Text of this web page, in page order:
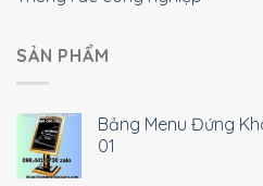
SẢN PHẨM
Bảng Menu Đứng
01